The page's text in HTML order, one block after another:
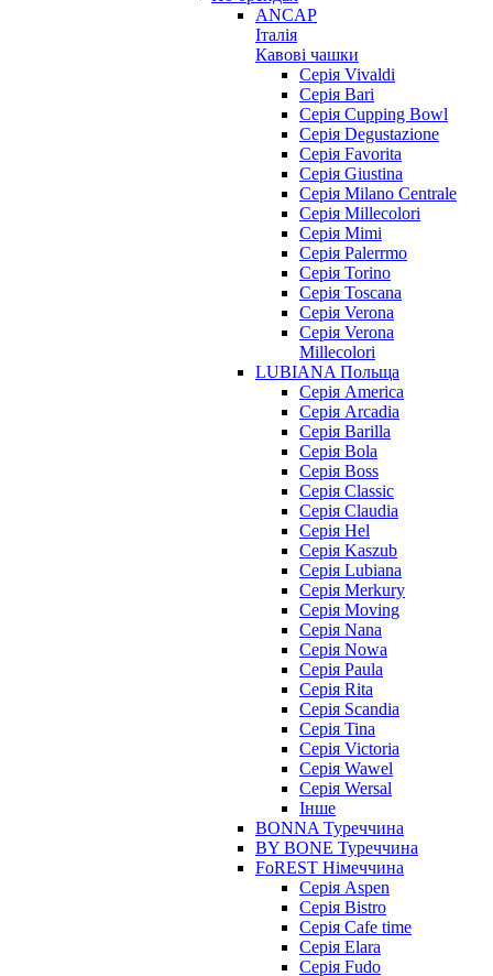
ANCAP
Італія
Кавові чашки
Cерія Vivaldi
Серія Bari
Серія Cupping Bowl
Серія Degustazione
Серія Favorita
Серія Giustina
Серія Milano Centrale
Серія Millecolori
Серія Mimi
Серія Palerrmo
Серія Torino
Серія Toscana
Серія Verona
Серія Verona
Millecolori
LUBIANA Польща
Серія America
Серія Arcadia
Серія Barilla
Серія Bola
Серія Boss
Серія Classic
Серія Claudia
Серія Hel
Серія Kaszub
Серія Lubiana
Серія Merkury
Серія Moving
Серія Nana
Серія Nowa
Серія Paula
Серія Rita
Серія Scandia
Серія Tina
Серія Victoria
Серія Wawel
Серія Wersal
Інше
BONNA Туреччина
BY BONE Туреччина
FoREST Німеччина
Серія Aspen
Серія Bistro
Серія Cafe time
Серія Elara
Серія Fudo